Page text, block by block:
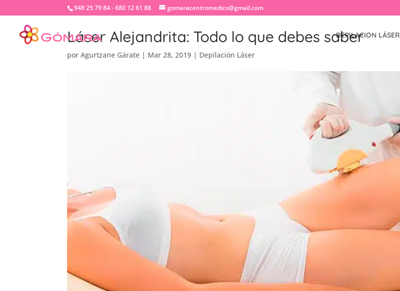
948 25 79 84 - 680 12 61 88 gomaracentromedico@gmail.com
DEPILACION LÁSER
Láser Alejandrita: Todo lo que debes saber
porAgurtzane Gárate | Mar 28, 2019 | Depilación Láser